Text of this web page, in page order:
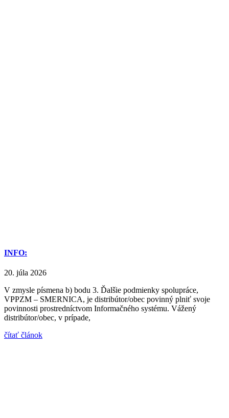
INFO:
20. júla 2026
V zmysle písmena b) bodu 3. Ďalšie podmienky spolupráce,
VPPZM – SMERNICA, je distribútor/obec povinný plniť svoje
povinnosti prostredníctvom Informačného systému. Vážený
distribútor/obec, v prípade,
čítať článok